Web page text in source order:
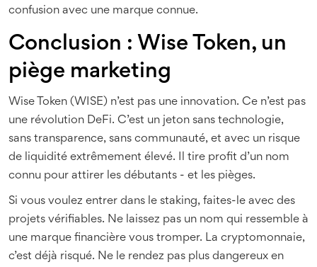
confusion avec une marque connue.
Conclusion : Wise Token, un
piège marketing
Wise Token (WISE) n’est pas une innovation. Ce n’est pas
une révolution DeFi. C’est un jeton sans technologie,
sans transparence, sans communauté, et avec un risque
de liquidité extrêmement élevé. Il tire profit d’un nom
connu pour attirer les débutants - et les pièges.
Si vous voulez entrer dans le staking, faites-le avec des
projets vérifiables. Ne laissez pas un nom qui ressemble à
une marque financière vous tromper. La cryptomonnaie,
c’est déjà risqué. Ne le rendez pas plus dangereux en